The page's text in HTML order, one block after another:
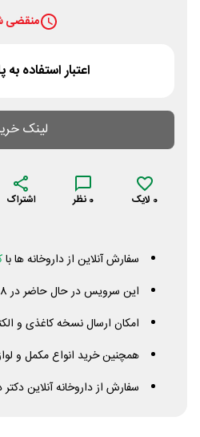
منقضی
اعتبار استفاده به
لینک
0 لایک 0 نظر اشتراک
سفارش آنلاین از داروخانه ها با
این سرویس در حال حاضر در 18 شهر بزرگ فعال است
امکان ارسال نسخه کاغذی و
همچنین خرید انواع مکمل و
سفارش از داروخانه آنلاین